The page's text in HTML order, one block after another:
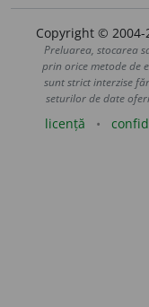
Copyright ©
Preluarea, stocarea
prin orice metode de
sunt strict interzise
seturilor de date
licență